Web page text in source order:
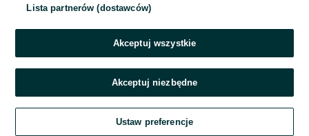
Lista partnerów (dostawców)
Akceptuj wszystkie
Akceptuj niezbędne
Ustaw preferencje